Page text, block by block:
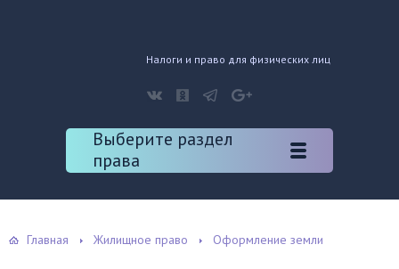
Налоги и право для физических лиц
Выберите раздел
права
Главная Жилищное право Оформление земли